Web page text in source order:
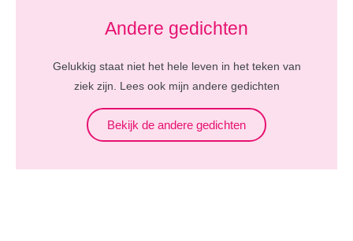
Andere gedichten
Gelukkig staat niet het hele leven in het teken van
ziek zijn. Lees ook mijn andere gedichten
Bekijk de andere gedichten